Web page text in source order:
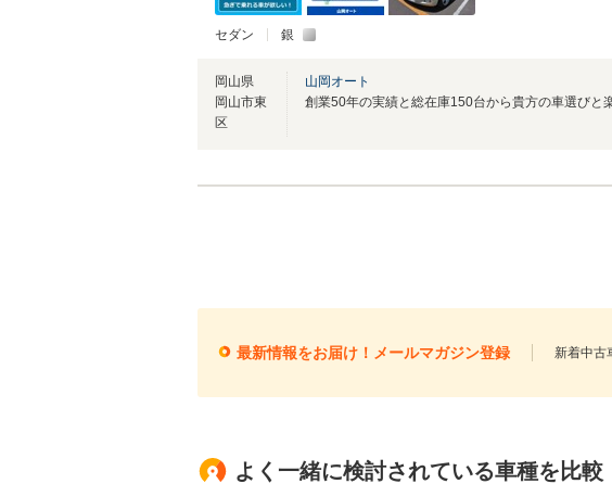
セダン 銀
岡山県
岡山市東
区
山岡オート
最新情報をお届け！メールマガジン登録 新着中古
よく一緒に検討されている車種を比較